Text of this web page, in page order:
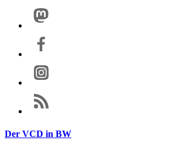
Der VCD in BW